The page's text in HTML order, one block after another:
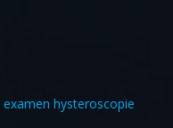
examen hysteroscopie